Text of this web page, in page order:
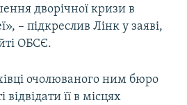
дворічної кризи в
– підкреслив Лінк у заяві,
ОБСЄ.
очолюваного ним бюро
її в місцях